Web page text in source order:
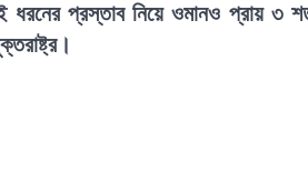
প্রস্তাব নিয়ে ওমানও প্রায় ৩